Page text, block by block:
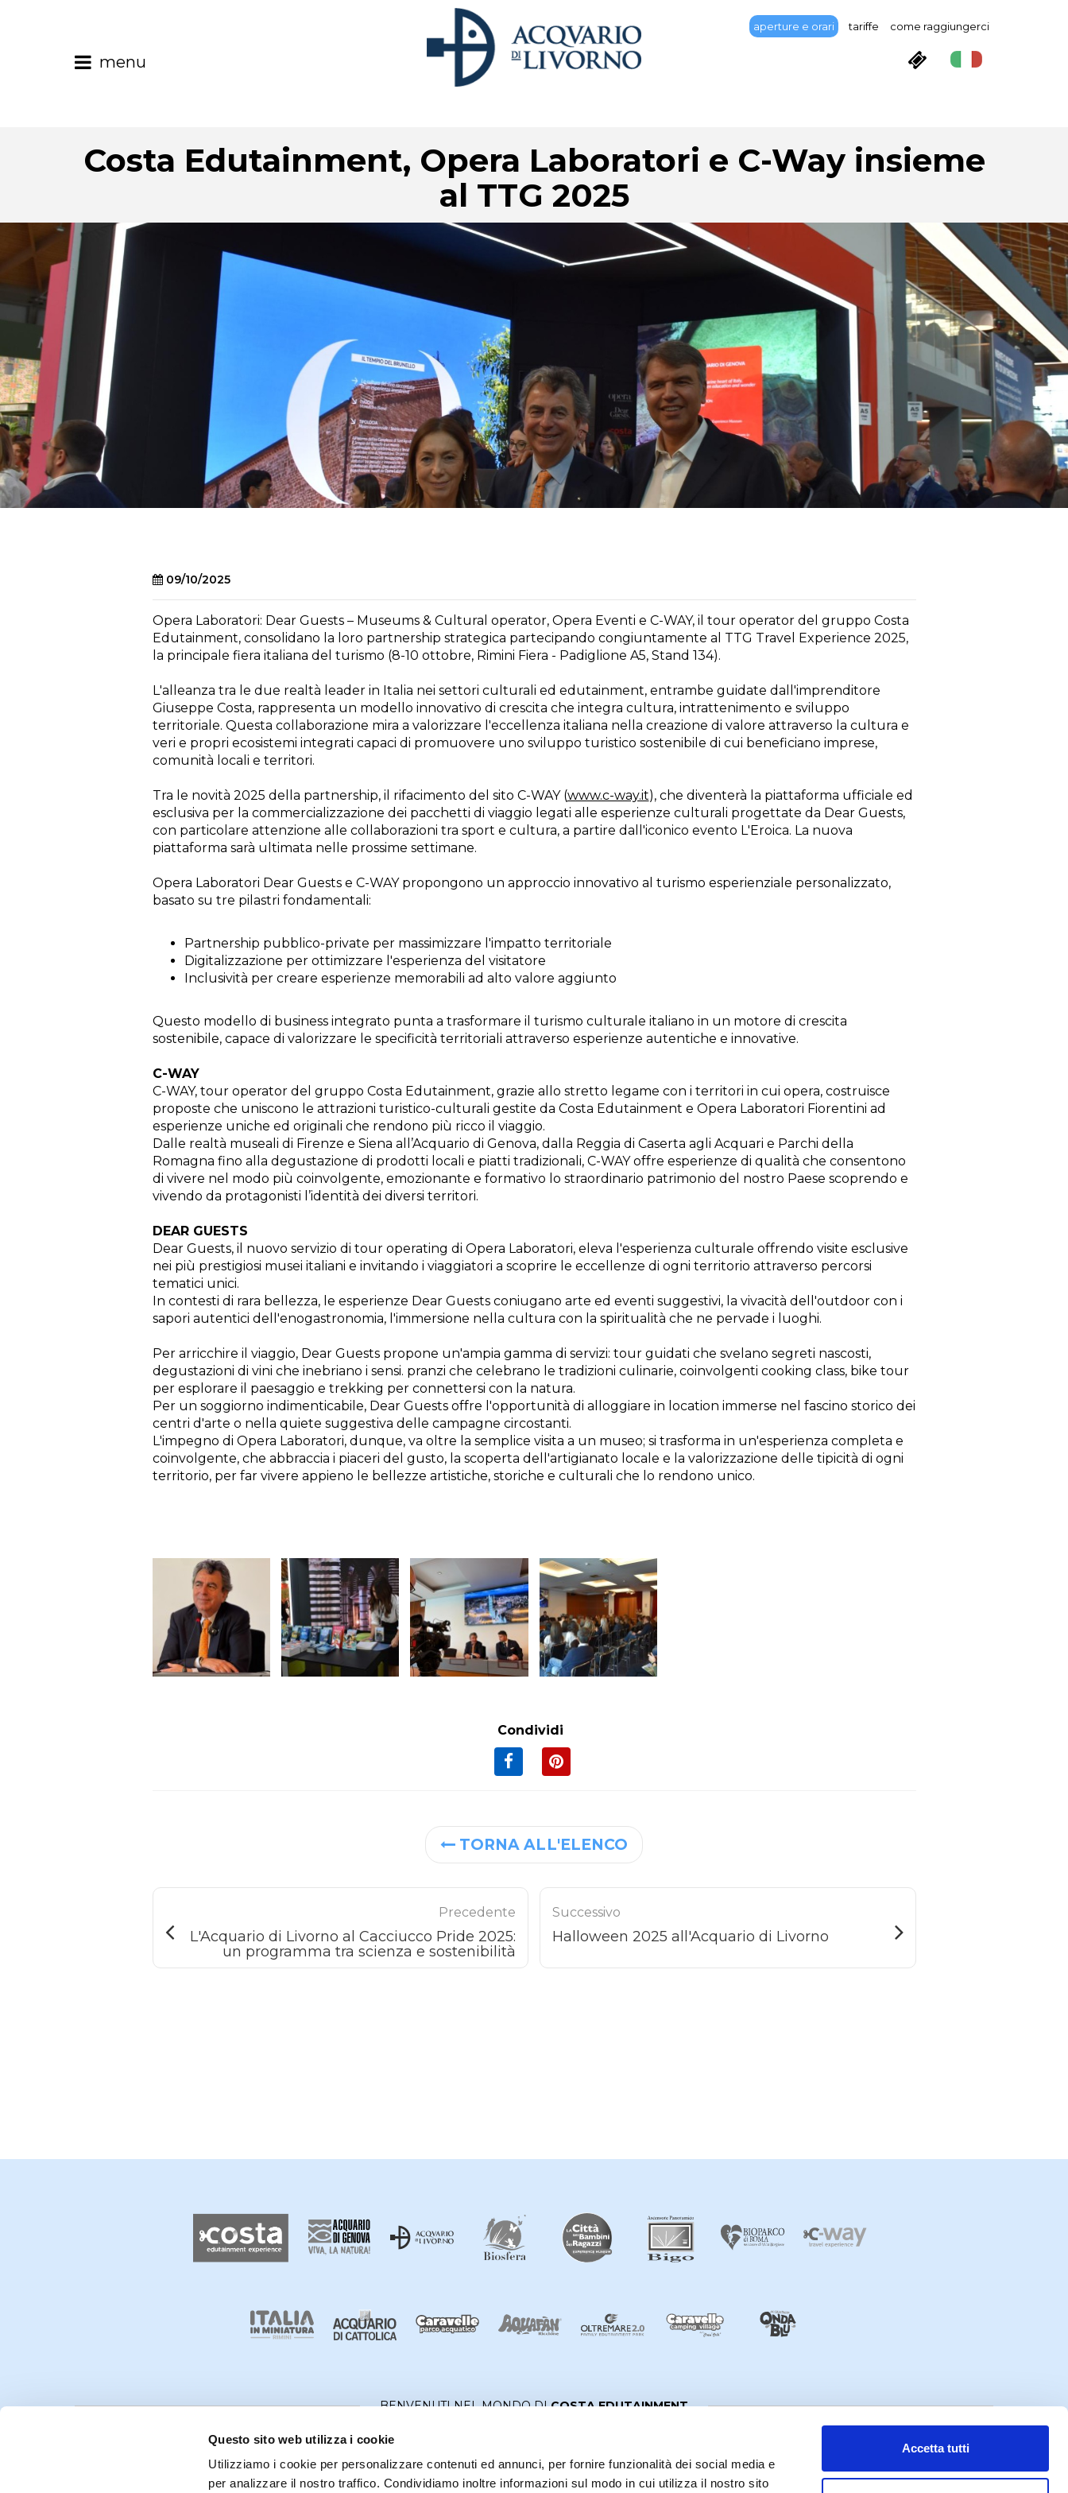
Questo sito web utilizza i cookie
Utilizziamo i cookie per personalizzare contenuti ed annunci, per fornire funzionalità dei social media e
per analizzare il nostro traffico. Condividiamo inoltre informazioni sul modo in cui utilizza il nostro sito
Accetta tutti
menu
aperture e orari tariffe come raggiungerci
Costa Edutainment, Opera Laboratori e C-Way insieme
al TTG 2025
09/10/2025
Opera Laboratori: Dear Guests – Museums & Cultural operator, Opera Eventi e C-WAY, il tour operator del gruppo Costa
Edutainment, consolidano la loro partnership strategica partecipando congiuntamente al TTG Travel Experience 2025,
la principale fiera italiana del turismo (8-10 ottobre, Rimini Fiera - Padiglione A5, Stand 134).
L'alleanza tra le due realtà leader in Italia nei settori culturali ed edutainment, entrambe guidate dall'imprenditore
Giuseppe Costa, rappresenta un modello innovativo di crescita che integra cultura, intrattenimento e sviluppo
territoriale. Questa collaborazione mira a valorizzare l'eccellenza italiana nella creazione di valore attraverso la cultura e
veri e propri ecosistemi integrati capaci di promuovere uno sviluppo turistico sostenibile di cui beneficiano imprese,
comunità locali e territori.
Tra le novità 2025 della partnership, il rifacimento del sito C-WAY (www.c-way.it), che diventerà la piattaforma ufficiale ed
esclusiva per la commercializzazione dei pacchetti di viaggio legati alle esperienze culturali progettate da Dear Guests,
con particolare attenzione alle collaborazioni tra sport e cultura, a partire dall'iconico evento L'Eroica. La nuova
piattaforma sarà ultimata nelle prossime settimane.
Opera Laboratori Dear Guests e C-WAY propongono un approccio innovativo al turismo esperienziale personalizzato,
basato su tre pilastri fondamentali:
Partnership pubblico-private per massimizzare l'impatto territoriale
Digitalizzazione per ottimizzare l'esperienza del visitatore
Inclusività per creare esperienze memorabili ad alto valore aggiunto
Questo modello di business integrato punta a trasformare il turismo culturale italiano in un motore di crescita
sostenibile, capace di valorizzare le specificità territoriali attraverso esperienze autentiche e innovative.
C-WAY
C-WAY, tour operator del gruppo Costa Edutainment, grazie allo stretto legame con i territori in cui opera, costruisce
proposte che uniscono le attrazioni turistico-culturali gestite da Costa Edutainment e Opera Laboratori Fiorentini ad
esperienze uniche ed originali che rendono più ricco il viaggio.
Dalle realtà museali di Firenze e Siena all’Acquario di Genova, dalla Reggia di Caserta agli Acquari e Parchi della
Romagna fino alla degustazione di prodotti locali e piatti tradizionali, C-WAY offre esperienze di qualità che consentono
di vivere nel modo più coinvolgente, emozionante e formativo lo straordinario patrimonio del nostro Paese scoprendo e
vivendo da protagonisti l’identità dei diversi territori.
DEAR GUESTS
Dear Guests, il nuovo servizio di tour operating di Opera Laboratori, eleva l'esperienza culturale offrendo visite esclusive
nei più prestigiosi musei italiani e invitando i viaggiatori a scoprire le eccellenze di ogni territorio attraverso percorsi
tematici unici.
In contesti di rara bellezza, le esperienze Dear Guests coniugano arte ed eventi suggestivi, la vivacità dell'outdoor con i
sapori autentici dell'enogastronomia, l'immersione nella cultura con la spiritualità che ne pervade i luoghi.
Per arricchire il viaggio, Dear Guests propone un'ampia gamma di servizi: tour guidati che svelano segreti nascosti,
degustazioni di vini che inebriano i sensi. pranzi che celebrano le tradizioni culinarie, coinvolgenti cooking class, bike tour
per esplorare il paesaggio e trekking per connettersi con la natura.
Per un soggiorno indimenticabile, Dear Guests offre l'opportunità di alloggiare in location immerse nel fascino storico dei
centri d'arte o nella quiete suggestiva delle campagne circostanti.
L'impegno di Opera Laboratori, dunque, va oltre la semplice visita a un museo; si trasforma in un'esperienza completa e
coinvolgente, che abbraccia i piaceri del gusto, la scoperta dell'artigianato locale e la valorizzazione delle tipicità di ogni
territorio, per far vivere appieno le bellezze artistiche, storiche e culturali che lo rendono unico.
Condividi
TORNA ALL'ELENCO
Successivo
Halloween 2025 all'Acquario di Livorno
Precedente
L'Acquario di Livorno al Cacciucco Pride 2025:
un programma tra scienza e sostenibilità
BENVENUTI NEL MONDO DICOSTA EDUTAINMENT
Acquario di Livorno
CHI SIAMO CONTATTI PARTNERS WHISTLEBLOWING PRIVACY COOKIE DICHIARAZIONE DI ACCESSIBILITÀ